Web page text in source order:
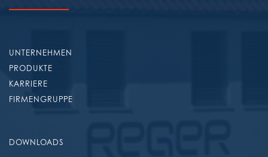
UNTERNEHMEN
PRODUKTE
KARRIERE
FIRMENGRUPPE
DOWNLOADS